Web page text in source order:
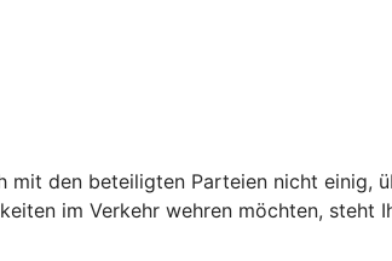
den beteiligten Parteien nicht einig,
im Verkehr wehren möchten, steht